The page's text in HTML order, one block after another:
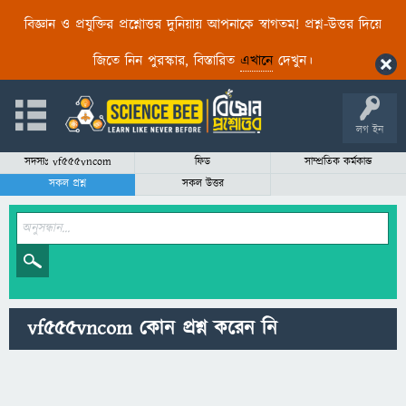
বিজ্ঞান ও প্রযুক্তির প্রশ্নোত্তর দুনিয়ায় আপনাকে স্বাগতম! প্রশ্ন-উত্তর দিয়ে
জিতে নিন পুরস্কার, বিস্তারিত এখানেদেখুন।
লগ ইন
সদস্যঃ vf555vncom ফিড
সাম্প্রতিক কর্মকান্ড
সকল প্রশ্ন
সকল উত্তর
vf555vncom কোন প্রশ্ন করেন নি